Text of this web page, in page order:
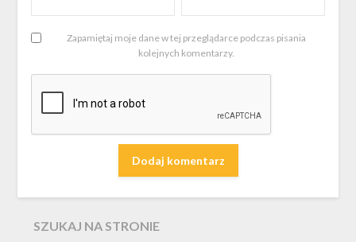
Zapamiętaj moje dane w tej przeglądarce podczas pisania
kolejnych komentarzy.
SZUKAJ NA STRONIE